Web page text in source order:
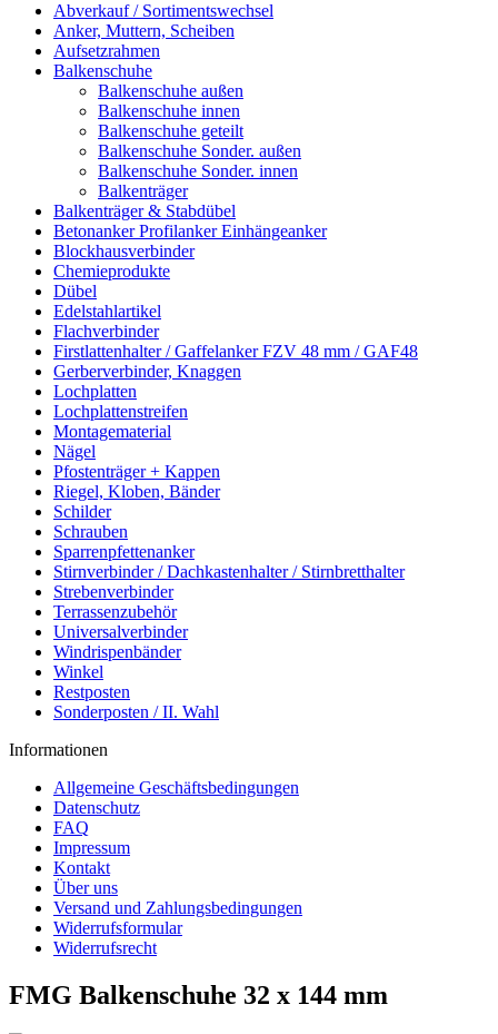
Abverkauf / Sortimentswechsel
Anker, Muttern, Scheiben
Aufsetzrahmen
Balkenschuhe
Balkenschuhe außen
Balkenschuhe innen
Balkenschuhe geteilt
Balkenschuhe Sonder. außen
Balkenschuhe Sonder. innen
Balkenträger
Balkenträger & Stabdübel
Betonanker Profilanker Einhängeanker
Blockhausverbinder
Chemieprodukte
Dübel
Edelstahlartikel
Flachverbinder
Firstlattenhalter / Gaffelanker FZV 48 mm / GAF48
Gerberverbinder, Knaggen
Lochplatten
Lochplattenstreifen
Montagematerial
Nägel
Pfostenträger + Kappen
Riegel, Kloben, Bänder
Schilder
Schrauben
Sparrenpfettenanker
Stirnverbinder / Dachkastenhalter / Stirnbretthalter
Strebenverbinder
Terrassenzubehör
Universalverbinder
Windrispenbänder
Winkel
Restposten
Sonderposten / II. Wahl
Informationen
Allgemeine Geschäftsbedingungen
Datenschutz
FAQ
Impressum
Kontakt
Über uns
Versand und Zahlungsbedingungen
Widerrufsformular
Widerrufsrecht
FMG Balkenschuhe 32 x 144 mm